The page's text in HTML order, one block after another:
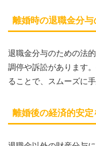
離婚時の退職金分与
退職金分与のための法
調停や訴訟があります
ることで、スムーズに
離婚後の経済的安